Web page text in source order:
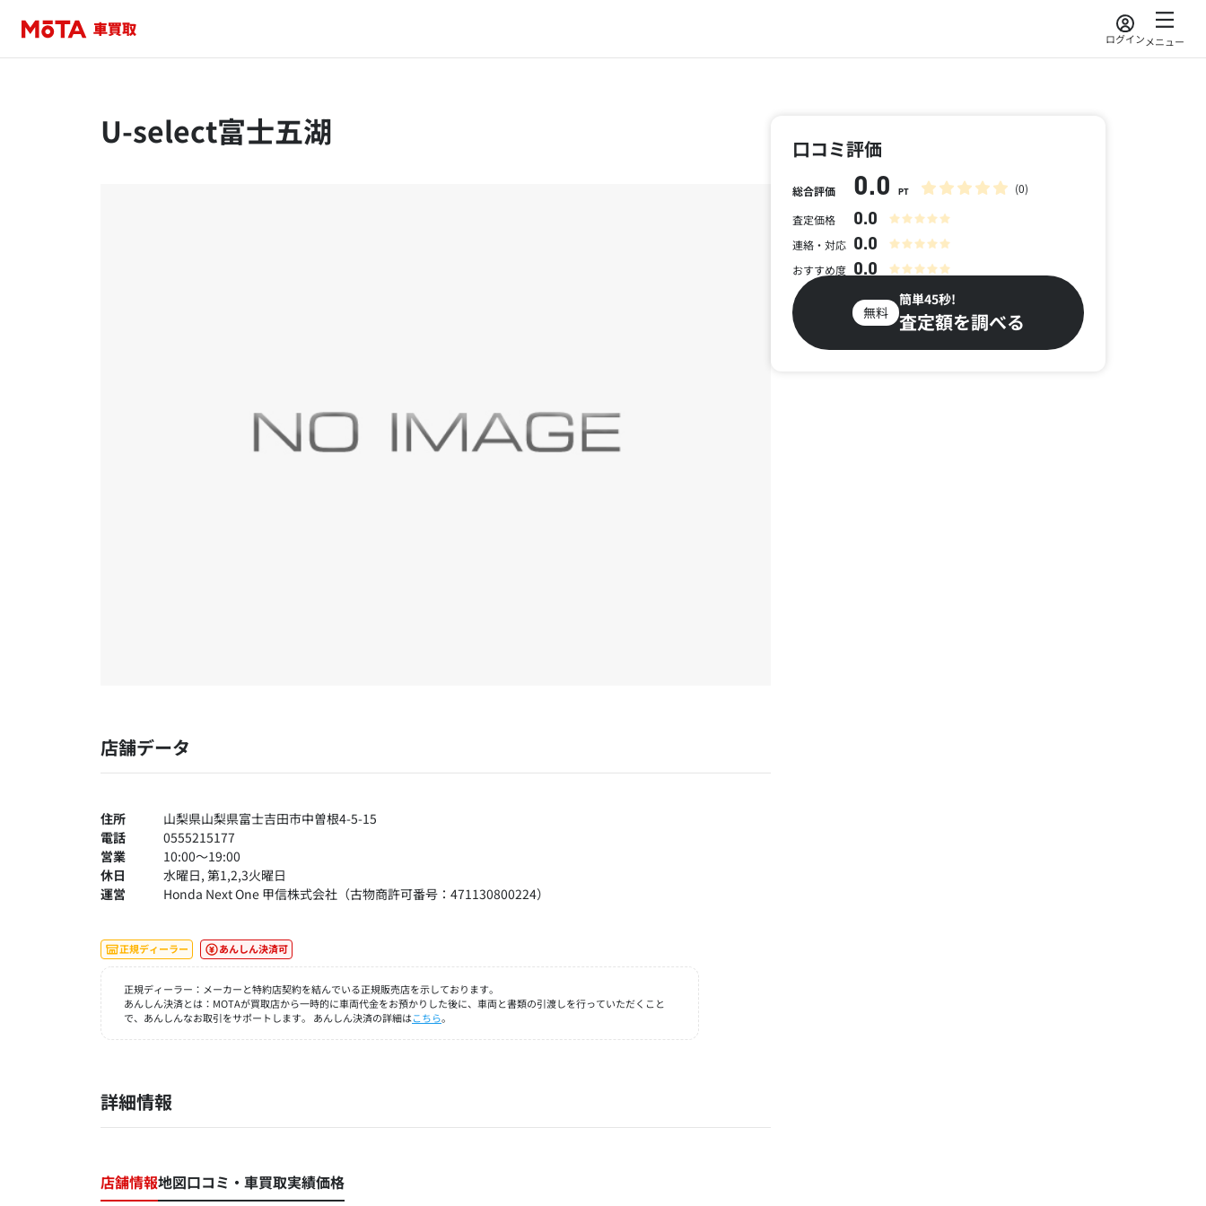
ログインメニュー
U-select富士五湖 口コミ評価
総合評価 0.0 PT (0)
査定価格
連絡・対応
おすすめ度
0.0
0.0
0.0
無料
簡単45秒!
査定額を調べる
店舗データ
住所
山梨県山梨県富士吉田市中曽根4-5-15
電話
0555215177
営業
10:00～19:00
休日
水曜日, 第1,2,3火曜日
運営
Honda Next One 甲信株式会社（古物商許可番号：471130800224）
正規ディーラー あんしん決済可
正規ディーラー：メーカーと特約店契約を結んでいる正規販売店を示しております。
あんしん決済とは：MOTAが買取店から一時的に車両代金をお預かりした後に、車両と書類の引渡しを行っていただくこと
で、あんしんなお取引をサポートします。 あんしん決済の詳細はこちら。
詳細情報
店舗情報地図口コミ・車買取実績価格